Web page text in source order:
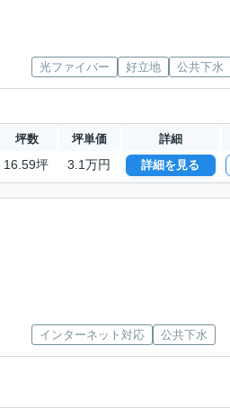
光ファイバー 好立地 公共下水
坪数 坪単価 詳細
16.59坪 3.1万円 詳細を見る
インターネット対応 公共下水